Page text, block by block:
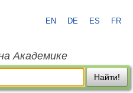
EN DE ES FR
Академике
Найти!